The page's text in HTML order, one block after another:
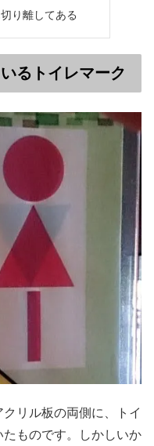
り離してある
るトイレマーク
リル板の両側に、トイ
ものです。しかしいか